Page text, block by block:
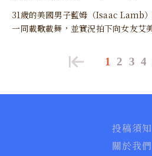
31歲的美國男子藍姆（Isaac Lamb
一同載歌載舞，並實況拍下向女友艾
1 2 3 4
投稿須知
關於我們